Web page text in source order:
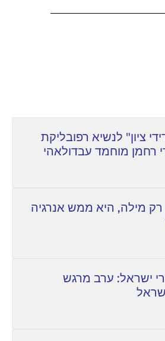
ציון" לנשיא רפובליקת
רחמן מוחמד עבדולאהי
מילה, היא ממש אנרגיה
ישראל: ערב מרגש